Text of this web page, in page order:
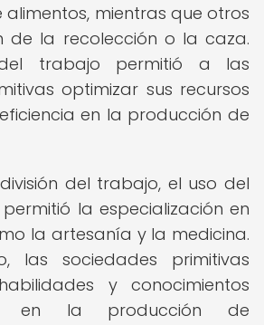
mientras que otros
de la recolección o la caza.
trabajo permitió a las
optimizar sus recursos
en la producción de
del trabajo, el uso del
la especialización en
la artesanía y la medicina.
las sociedades primitivas
y conocimientos
en la producción de